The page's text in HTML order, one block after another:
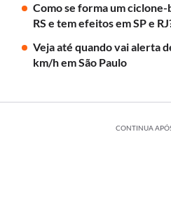
Como se forma um
RS e tem efeitos em SP e
Veja até quando vai alerta
km/h em São Paulo
CONTINUA